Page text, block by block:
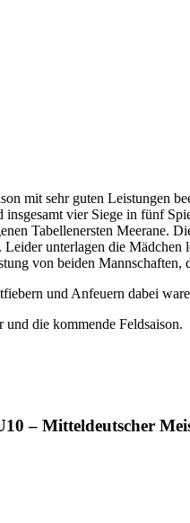
mit sehr guten Leistungen
vier Siege in fünf
Tabellenersten
unterlagen die
von beiden Mannschaften,
und Anfeuern dabei
die kommende Feldsaison.
– Mitteldeutscher